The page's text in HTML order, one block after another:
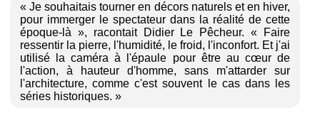
« Je souhaitais tourner en décors naturels et en hiver,
pour immerger le spectateur dans la réalité de cette
époque-là », racontait Didier Le Pêcheur. « Faire
ressentir la pierre, l'humidité, le froid, l'inconfort. Et j'ai
utilisé la caméra à l'épaule pour être au cœur de
l'action, à hauteur d'homme, sans m'attarder sur
l'architecture, comme c'est souvent le cas dans les
séries historiques. »